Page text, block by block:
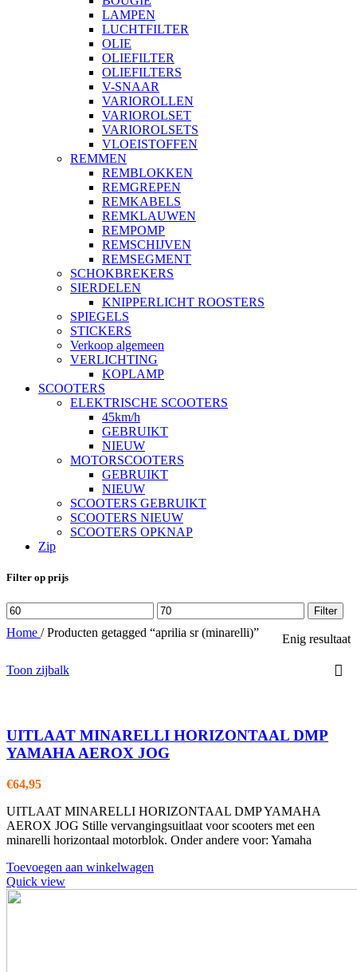
LAMPEN
LUCHTFILTER
OLIE
OLIEFILTER
OLIEFILTERS
V-SNAAR
VARIOROLLEN
VARIOROLSET
VARIOROLSETS
VLOEISTOFFEN
REMMEN
REMBLOKKEN
REMGREPEN
REMKABELS
REMKLAUWEN
REMPOMP
REMSCHIJVEN
REMSEGMENT
SCHOKBREKERS
SIERDELEN
KNIPPERLICHT ROOSTERS
SPIEGELS
STICKERS
Verkoop algemeen
VERLICHTING
KOPLAMP
SCOOTERS
ELEKTRISCHE SCOOTERS
45km/h
GEBRUIKT
NIEUW
MOTORSCOOTERS
GEBRUIKT
NIEUW
SCOOTERS GEBRUIKT
SCOOTERS NIEUW
SCOOTERS OPKNAP
Zip
Filter op prijs
Min.
prijs
Max.
prijs
Filter
Home / Producten getagged “aprilia sr (minarelli)” Enig resultaat
Toon zijbalk
UITLAAT MINARELLI HORIZONTAAL DMP
YAMAHA AEROX JOG
€64,95
UITLAAT MINARELLI HORIZONTAAL DMP YAMAHA
AEROX JOG Stille vervangingsuitlaat voor scooters met een
minarelli horizontaal motorblok. Onder andere voor: Yamaha
Toevoegen aan winkelwagen
Quick view